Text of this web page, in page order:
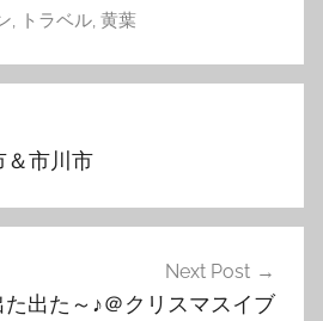
トラベル, 黄葉
＆市川市
Next Post
た出た～♪＠クリスマスイブ